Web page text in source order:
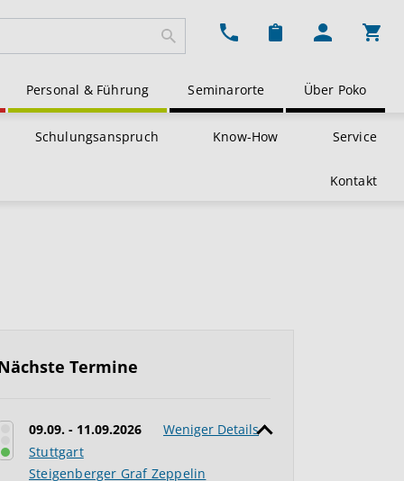
Personal & Führung Seminarorte Über Poko
Schulungsanspruch Know-How Service
Kontakt
Termine
09.09. - 11.09.2026
Stuttgart
Weniger Details
Steigenberger Graf Zeppelin